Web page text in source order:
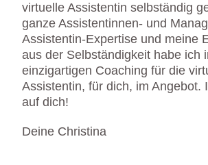
virtuelle Assistentin selbständig
ganze Assistentinnen- und
Assistentin-Expertise und meine
aus der Selbständigkeit habe ich
einzigartigen Coaching für die
Assistentin, für dich, im Angebot.
auf dich!
Deine Christina